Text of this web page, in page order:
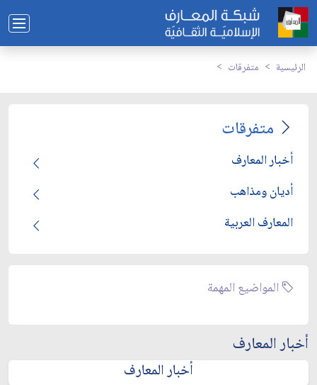
الرئيسية متفرقات
متفرقات
أخبار المعارف
أديان ومذاهب
المعارف العربية
المواضيع المهمة
أخبار المعارف
أخبار المعارف